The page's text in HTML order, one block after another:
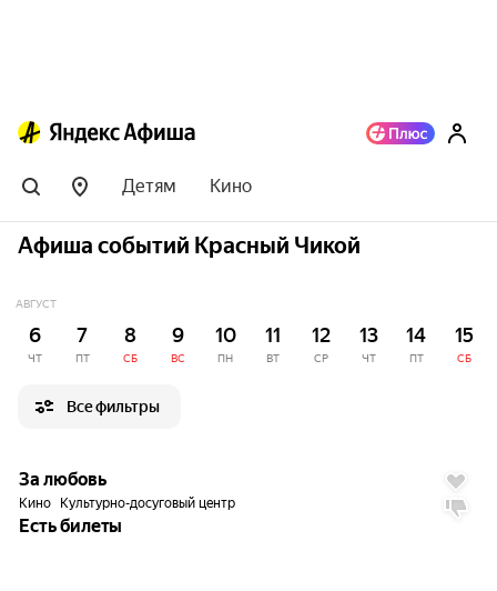
Детям Кино
Афиша событий Красный Чикой
АВГУСТ
6
ЧТ
7
ПТ
8
СБ
9
ВС
10
ПН
11
ВТ
12
СР
13
ЧТ
14
ПТ
15
СБ
Все фильтры
6.3
За любовь
Кино Культурно-досуговый центр
Есть билеты